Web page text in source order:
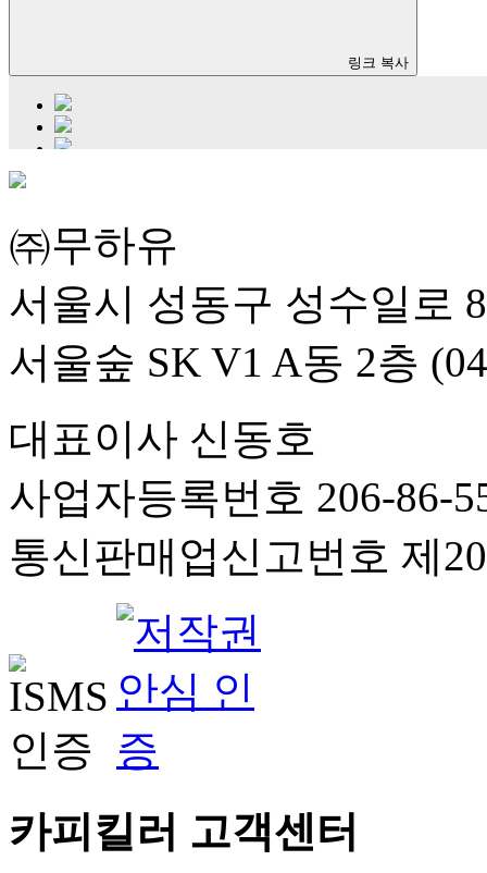
링크 복사
㈜무하유
서울시 성동구 성수일로
서울숲 SK V1 A동 2층
대표이사 신동호
사업자등록번호 206-86-
통신판매업신고번호 제
카피킬러 고객센터